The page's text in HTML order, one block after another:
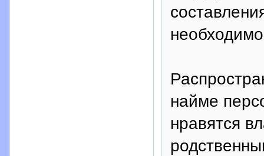
найме
нравятся